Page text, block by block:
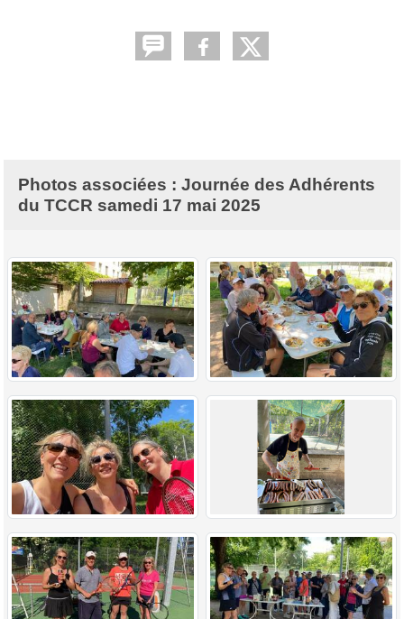
Photos associées : Journée des Adhérents
du TCCR samedi 17 mai 2025